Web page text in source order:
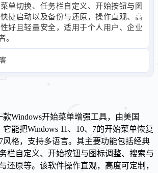
单切换、任务栏自定义、开始按钮与图
捷启动以及备份与还原，操作直观、高
好且轻量安全，适用于个人用户、企业
。
款Windows开始菜单增强工具，由美国
它能把Windows 11、10、7的开始菜单恢复
风格，支持多语言。其主要功能包括经典
栏自定义、开始按钮与图标调整、搜索与
还原等。该软件操作直观，高度可定制，